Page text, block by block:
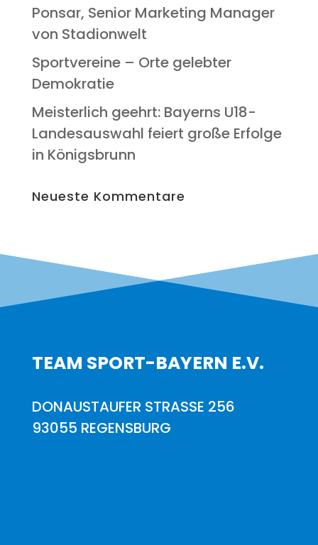
Pon­s­ar, Seni­or Mar­ke­ting Mana­ger
von Stadionwelt
Sport­ver­ei­ne – Orte geleb­ter
Demokratie
Meis­ter­lich geehrt: Bay­erns U18-
Lan­des­aus­wahl fei­ert gro­ße Erfol­ge
in Königsbrunn
Neu­es­te Kommentare
TEAM SPORT-BAYERN E.V.
DONAUSTAUFER STRASSE 256
93055 REGENSBURG